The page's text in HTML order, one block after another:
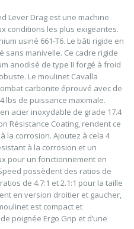
Lever Drag est une machine
conditions les plus exigeantes.
usiné 661-T6. Le bâti rigide en
sans manivelle. Ce cadre rigide
anodisé de type II forgé à froid
Le moulinet Cavalla
carbonite éprouvé avec de
lbs de puissance maximale.
acier inoxydable de grade 17.4
Résistance Coating, rendent ce
la corrosion. Ajoutez à cela 4
à la corrosion et un
pour un fonctionnement en
possèdent des ratios de
de 4.7:1 et 2.1:1 pour la taille
en version droitier et gaucher,
est compact et
poignée Ergo Grip et d’une